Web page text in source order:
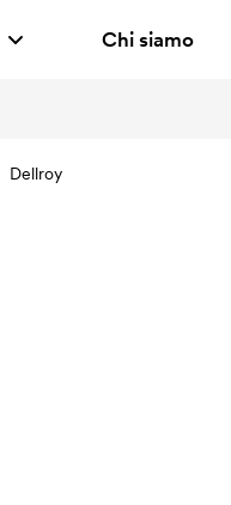
Chi siamo
Dellroy